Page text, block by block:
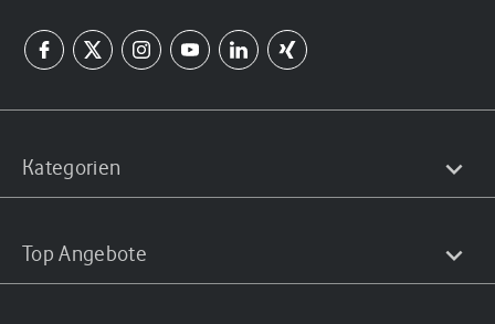
Kategorien
Top Angebote